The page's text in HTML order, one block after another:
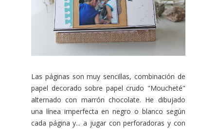
Las páginas son muy sencillas, combinación de
papel decorado sobre papel crudo "Moucheté"
alternado con marrón chocolate. He dibujado
una línea imperfecta en negro o blanco según
cada página y... a jugar con perforadoras y con